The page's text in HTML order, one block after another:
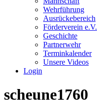
Wehrführung
Ausrückebereich
Förderverein e.V.
Geschichte
Partnerwehr
Terminkalender
Unsere Videos
Login
scheune1760